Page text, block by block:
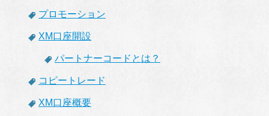
プロモーション
XM口座開設
パートナーコードとは？
コピートレード
XM口座概要